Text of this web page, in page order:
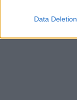
Data Deletion